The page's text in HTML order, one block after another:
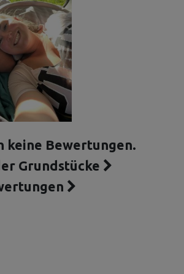
keine Bewertungen.
Grundstücke